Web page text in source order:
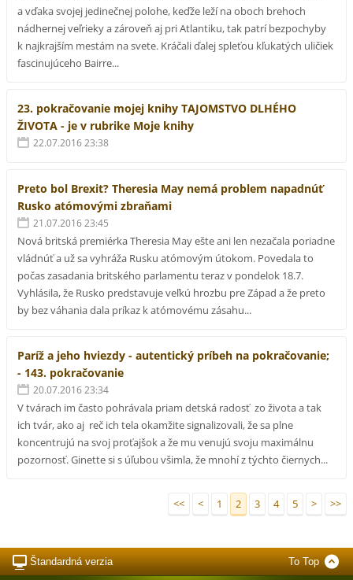
a vďaka svojej jedinečnej polohe, keďže leží na oboch brehoch
nádhernej veľrieky a zároveň aj pri Atlantiku, tak patrí bezpochyby
k najkrajším mestám na svete. Kráčali ďalej spleťou kľukatých uličiek
fascinujúceho Bairre...
23. pokračovanie mojej knihy TAJOMSTVO DLHÉHO
ŽIVOTA - je v rubrike Moje knihy
22.07.2016 23:38
Preto bol Brexit? Theresia May nemá problem napadnúť
Rusko atómovými zbraňami
21.07.2016 23:45
Nová britská premiérka Theresia May ešte ani len nezačala poriadne
vládnúť a už sa vyhráža Rusku atómovým útokom. Povedala to
počas zasadania britského parlamentu teraz v pondelok 18.7.
Vyhlásila, že Rusko predstavuje veľkú hrozbu pre Západ a že preto
by bez váhania dala príkaz k atómovému zásahu...
Paríž a jeho hviezdy - autentický príbeh na pokračovanie;
- 143. pokračovanie
20.07.2016 23:34
V tvárach im často pohrávala priam detská radosť zo života a tak
ich tvár, ako aj reč ich tela okamžite signalizovali, že sa plne
koncentrujú na svoj proťajšok a že mu venujú svoju maximálnu
pozornosť. Ginette si s úľubou všimla, že mnohí z týchto čiernych...
<< < 1 2 3 4 5 > >>
Štandardná verzia To Top